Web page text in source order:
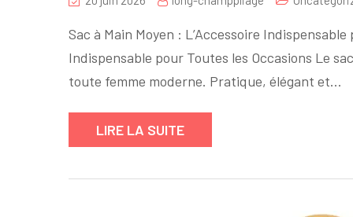
Sac à Main Moyen : L’Accessoire
Indispensable pour Toutes les Occasions Le
toute femme moderne. Pratique, élégant et…
LIRE LA SUITE